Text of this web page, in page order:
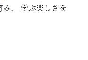
み、 学ぶ楽しさを